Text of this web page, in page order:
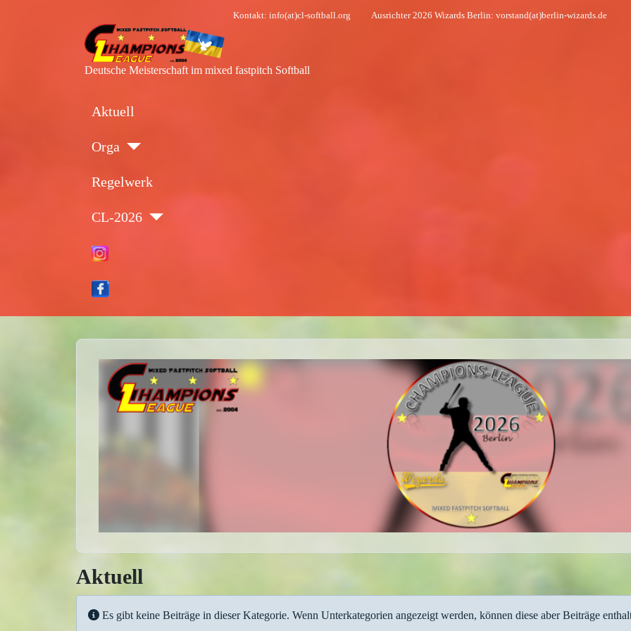
Deutsche Meisterschaft im mixed fastpitch Softball
Aktuell
Orga
Regelwerk
CL-2026
Insta
Face
Kontakt: info(at)cl-softball.org Ausrichter 2026 Wizards Berlin: vorstand(at)berlin-wizards.de
Aktuell
Information
Es gibt keine Beiträge in dieser Kategorie. Wenn Unterkategorien angezeigt werden, können diese aber Beiträge